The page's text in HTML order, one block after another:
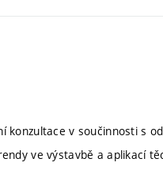
v součinnosti s
ve výstavbě a aplikací